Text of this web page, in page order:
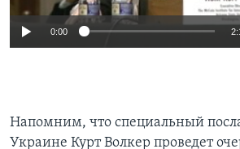
0:00
Напомним, что специальный
Украине Курт Волкер проведет